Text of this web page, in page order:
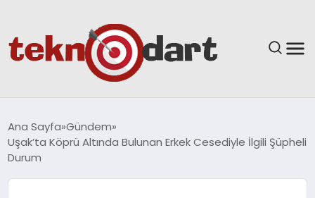
YAŞAM
Ana Sayfa Gündem
Uşak’ta Köprü Altında Bulunan Erkek Cesediyle İlgili Şüpheli
Durum